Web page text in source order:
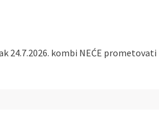
24.7.2026. kombi NEĆE